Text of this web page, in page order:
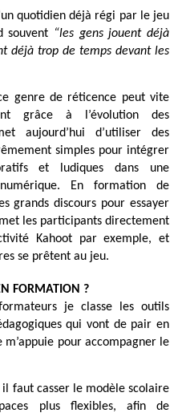
quotidien déjà régi par le jeu
souvent “les gens jouent déjà
déjà trop de temps devant les
genre de réticence peut vite
grâce à l’évolution des
aujourd’hui d’utiliser des
simples pour intégrer
et ludiques dans une
En formation de
grands discours pour essayer
les participants directement
Kahoot par exemple, et
se prêtent au jeu.
FORMATION ?
je classe les outils
qui vont de pair en
pour accompagner le
il faut casser le modèle scolaire
plus flexibles, afin de